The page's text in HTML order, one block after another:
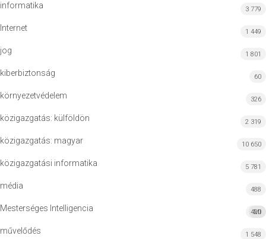
informatika 3 779
Internet 1 449
jog 1 801
kiberbiztonság 60
környezetvédelem 326
közigazgatás: külföldön 2 319
közigazgatás: magyar 10 650
közigazgatási informatika 5 781
média 488
Mesterséges Intelligencia MI
420
művelődés 1 548